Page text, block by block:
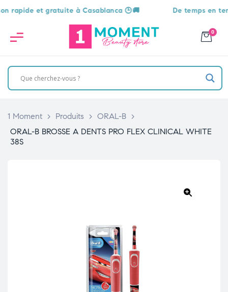
et gratuite à Casablanca 🕒🚚 De temps en
0
1 Moment > Produits > ORAL-B >
ORAL-B BROSSE A DENTS PRO FLEX CLINICAL WHITE
38S